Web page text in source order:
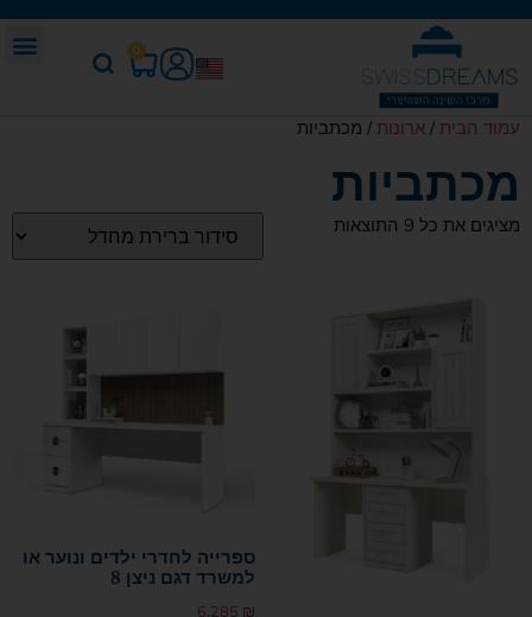
0
עמוד הבית / ארונות / מכתביות
מכתביות
מציגים את כל ⁦9⁩ התוצאות
ספרייה לחדרי ילדים ונוער או
למשרד דגם ניצן 8
6,285 ₪